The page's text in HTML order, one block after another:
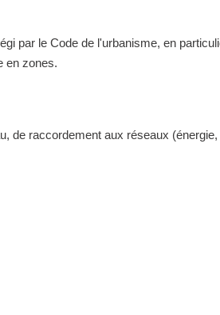
par le Code de l'urbanisme, en
en zones.
de raccordement aux réseaux